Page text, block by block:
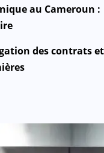
au Cameroun :
des contrats et